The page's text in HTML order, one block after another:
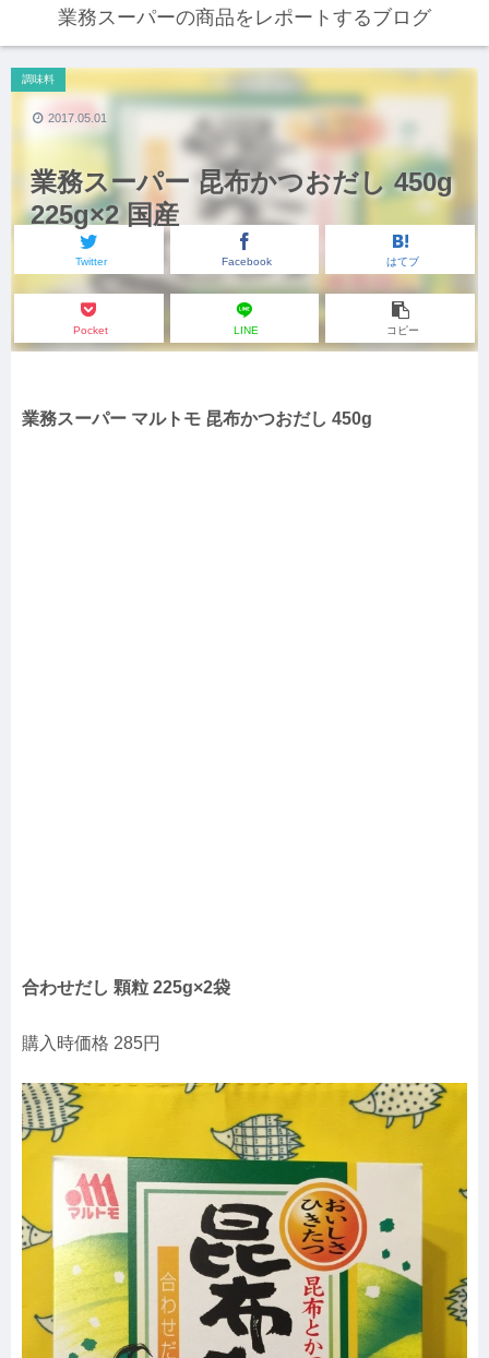
業務スーパーの商品をレポートするブログ
業務スーパー 昆布かつおだし 450g
225g×2 国産
調味料
Twitter Facebook はてブ
Pocket LINE コピー
2017.05.01
業務スーパー マルトモ 昆布かつおだし 450g
合わせだし 顆粒 225g×2袋
購入時価格 285円